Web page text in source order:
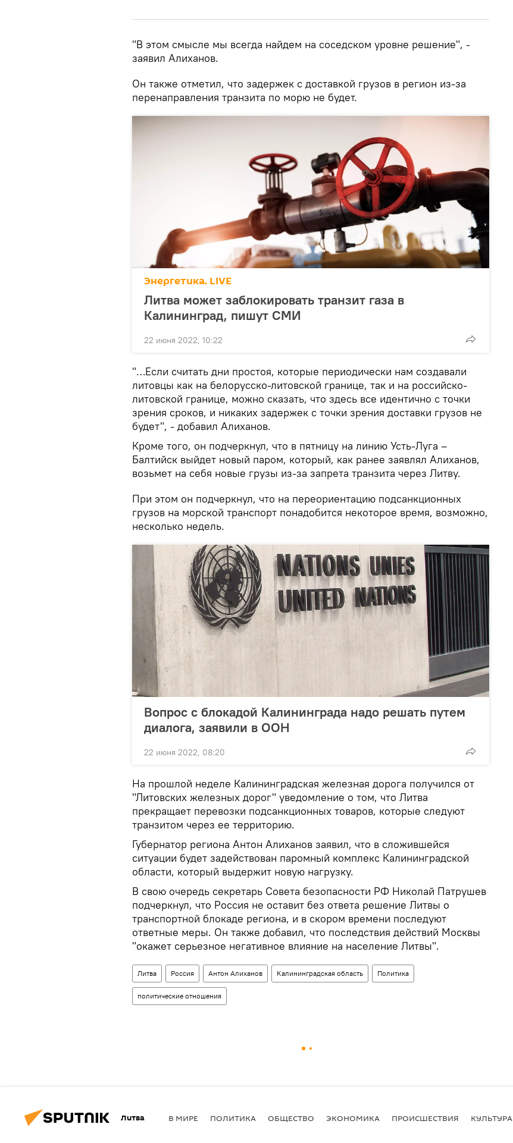
"В этом смысле мы всегда найдем на соседском уровне решение", -
заявил Алиханов.
Он также отметил, что задержек с доставкой грузов в регион из-за
перенаправления транзита по морю не будет.
Энергетика. LIVE
Литва может заблокировать транзит газа в
Калининград, пишут СМИ
22 июня 2022, 10:22
"…Если считать дни простоя, которые периодически нам создавали
литовцы как на белорусско-литовской границе, так и на российско-
литовской границе, можно сказать, что здесь все идентично с точки
зрения сроков, и никаких задержек с точки зрения доставки грузов не
будет", - добавил Алиханов.
Кроме того, он подчеркнул, что в пятницу на линию Усть-Луга –
Балтийск выйдет новый паром, который, как ранее заявлял Алиханов,
возьмет на себя новые грузы из-за запрета транзита через Литву.
При этом он подчеркнул, что на переориентацию подсанкционных
грузов на морской транспорт понадобится некоторое время, возможно,
несколько недель.
Вопрос с блокадой Калининграда надо решать путем
диалога, заявили в ООН
22 июня 2022, 08:20
На прошлой неделе Калининградская железная дорога получился от
"Литовских железных дорог" уведомление о том, что Литва
прекращает перевозки подсанкционных товаров, которые следуют
транзитом через ее территорию.
Губернатор региона Антон Алиханов заявил, что в сложившейся
ситуации будет задействован паромный комплекс Калининградской
области, который выдержит новую нагрузку.
В свою очередь секретарь Совета безопасности РФ Николай Патрушев
подчеркнул, что Россия не оставит без ответа решение Литвы о
транспортной блокаде региона, и в скором времени последуют
ответные меры. Он также добавил, что последствия действий Москвы
"окажет серьезное негативное влияние на население Литвы".
Литва Россия Антон Алиханов Калининградская область Политика
политические отношения
Литва В МИРЕ ПОЛИТИКА ОБЩЕСТВО ЭКОНОМИКА ПРОИСШЕСТВИЯ КУЛЬТУРА